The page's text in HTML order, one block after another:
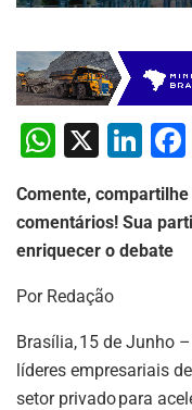
W
at
s
A
p
p
X
Li
k
e
Comente,
comentários! Sua
enriquecer o debate
Por Redação
Brasília, 15 de Junho
líderes empresariais
setor privado para